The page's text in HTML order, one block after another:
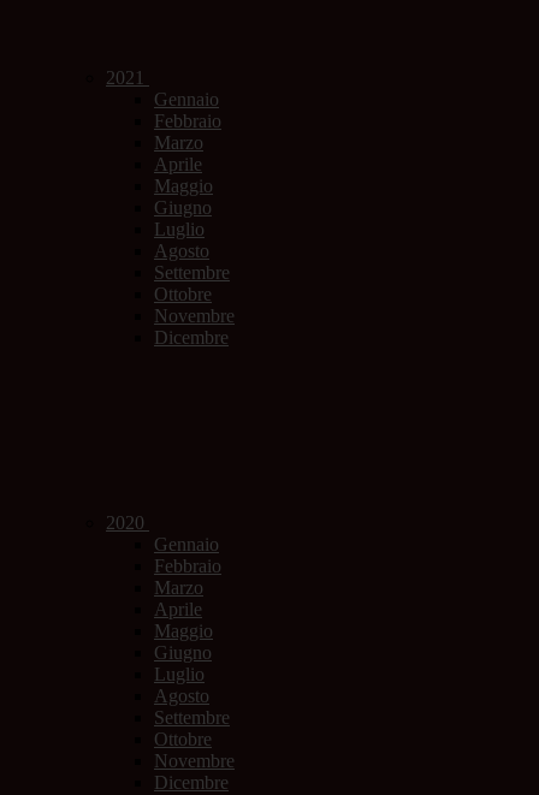
2021
Gennaio
Febbraio
Marzo
Aprile
Maggio
Giugno
Luglio
Agosto
Settembre
Ottobre
Novembre
Dicembre
2020
Gennaio
Febbraio
Marzo
Aprile
Maggio
Giugno
Luglio
Agosto
Settembre
Ottobre
Novembre
Dicembre